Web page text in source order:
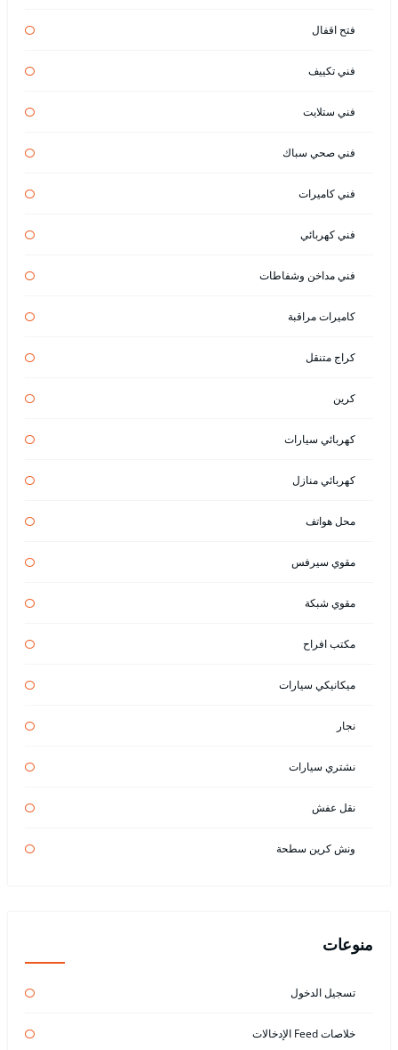
فتح اقفال
فني تكييف
فني ستلايت
فني صحي سباك
فني كاميرات
فني كهربائي
فني مداخن وشفاطات
كاميرات مراقبة
كراج متنقل
كرين
كهربائي سيارات
كهربائي منازل
محل هواتف
مقوي سيرفس
مقوي شبكة
مكتب افراح
ميكانيكي سيارات
نجار
نشتري سيارات
نقل عفش
ونش كرين سطحة
منوعات
تسجيل الدخول
خلاصات Feed الإدخالات